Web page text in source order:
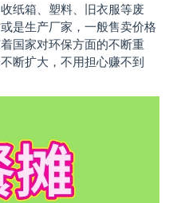
纸箱、塑料、旧衣服等废
是生产厂家，一般售卖价格
国家对环保方面的不断重
断扩大，不用担心赚不到